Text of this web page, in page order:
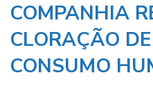
COMPANHIA
CLORAÇÃO
CONSUMO